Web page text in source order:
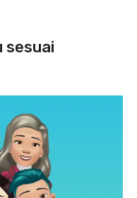
sesuai